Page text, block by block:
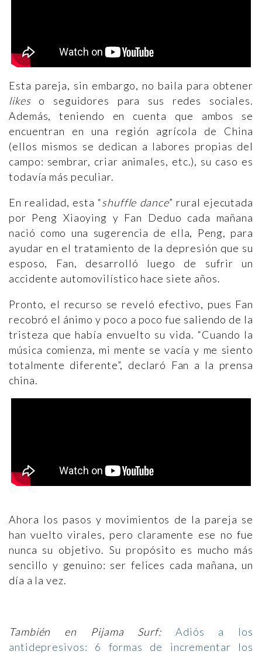
Esta pareja, sin embargo, no baila para obtener
likeso seguidores para sus redes sociales.
Además, teniendo en cuenta que ambos se
encuentran en una región agrícola de China
(ellos mismos se dedican a labores propias del
campo: sembrar, criar animales, etc.), su caso es
todavía más peculiar.
En realidad, esta “shuffle dance” rural ejecutada
por Peng Xiaoying y Fan Deduo cada mañana
nació como una sugerencia de ella, Peng, para
ayudar en el tratamiento de la depresión que su
esposo, Fan, desarrolló luego de sufrir un
accidente automovilístico hace siete años.
Pronto, el recurso se reveló efectivo, pues Fan
recobró el ánimo y poco a poco fue saliendo de la
tristeza que había envuelto su vida. “Cuando la
música comienza, mi mente se vacía y me siento
totalmente diferente”, declaró Fan a la prensa
china.
Ahora los pasos y movimientos de la pareja se
han vuelto virales, pero claramente ese no fue
nunca su objetivo. Su propósito es mucho más
sencillo y genuino: ser felices cada mañana, un
día a la vez.
También en Pijama Surf: Adiós a los
antidepresivos: 6 formas de incrementar los